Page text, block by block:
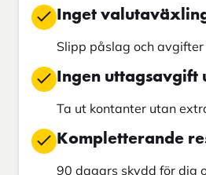
Inget
Slipp påslag och
Ingen uttagsavgift
Ta ut kontanter utan
Kompletterande
90 dagars skydd för dig